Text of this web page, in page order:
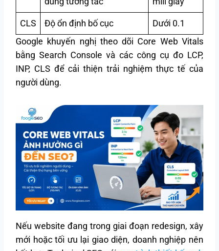
CLS Độ ổn định bố cục
Dưới 0.1
Google khuyến nghị theo dõi Core Web Vitals
bằng Search Console và các công cụ đo LCP,
INP, CLS để cải thiện trải nghiệm thực tế của
người dùng.
Nếu website đang trong giai đoạn redesign, xây
mới hoặc tối ưu lại giao diện, doanh nghiệp nên